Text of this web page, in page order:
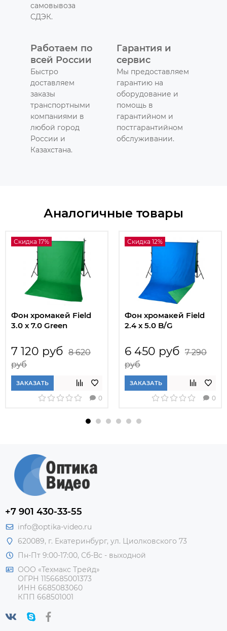
самовывоза
СДЭК.
Работаем по
всей России
Быстро
доставляем
заказы
транспортными
компаниями в
любой город
России и
Казахстана.
Гарантия и
сервис
Мы предоставляем
гарантию на
оборудование и
помощь в
гарантийном и
постгарантийном
обслуживании.
Аналогичные товары
Скидка 17%
Фон хромакей Field
3.0 х 7.0 Green
7 120 руб 8 620
руб
ЗАКАЗАТЬ
0
Скидка 12%
Фон хромакей Field
2.4 х 5.0 B/G
6 450 руб 7 290
руб
ЗАКАЗАТЬ
0
+7 901 430-33-55
info@optika-video.ru
620089, г. Екатеринбург, ул. Циолковского 73
Пн-Пт 9:00-17:00, Сб-Вс - выходной
ООО «Техмакс Трейд»
ОГРН 1156685001373
ИНН 6685083060
КПП 668501001